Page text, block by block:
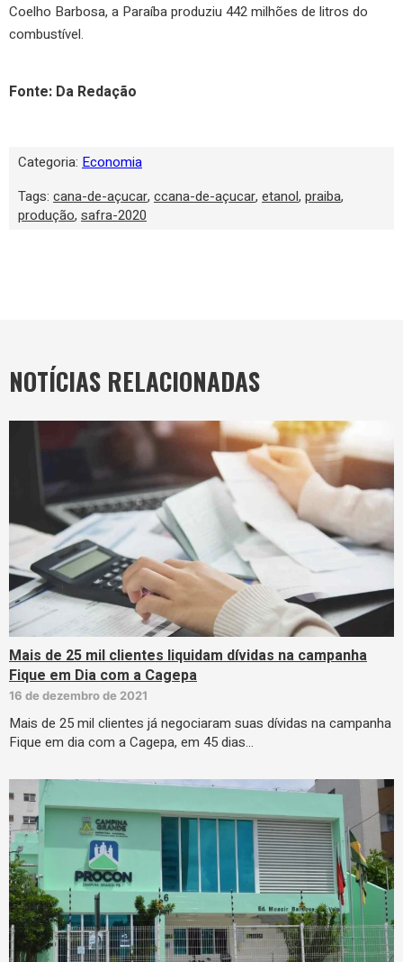
Coelho Barbosa, a Paraíba produziu 442 milhões de litros do
combustível.
Fonte: Da Redação
Categoria: Economia
Tags: cana-de-açucar, ccana-de-açucar, etanol, praiba,
produção, safra-2020
NOTÍCIAS RELACIONADAS
Mais de 25 mil clientes liquidam dívidas na campanha
Fique em Dia com a Cagepa
16 de dezembro de 2021
Mais de 25 mil clientes já negociaram suas dívidas na campanha
Fique em dia com a Cagepa, em 45 dias…